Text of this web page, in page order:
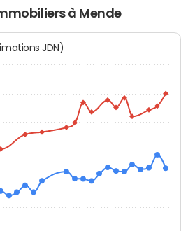
à Mende
: estimations JDN)